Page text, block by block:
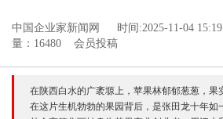
中国企业家新闻网 时间:2025-11-04 15:19
量：16480 会员投稿
在陕西白水的广袤塬上，苹果林郁郁葱葱，果
在这片生机勃勃的果园背后，是张田龙十年如